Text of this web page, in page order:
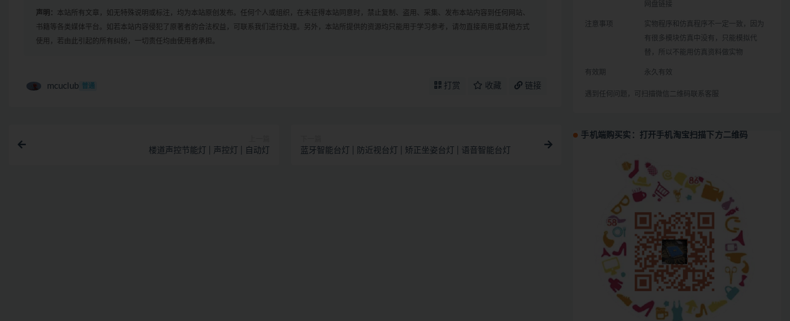
声明： 本站所有文章，如无特殊说明或标注，均为本站原创发布。任何个人或组织，在未征得本站同意时，禁止复制、盗用、采集、发布本站内容到任何网站、
书籍等各类媒体平台。如若本站内容侵犯了原著者的合法权益，可联系我们进行处理。另外，本站所提供的资源均只能用于学习参考，请勿直接商用或其他方式
使用，若由此引起的所有纠纷，一切责任均由使用者承担。
mcuclub 普通 打赏 收藏 链接
楼道声控节能灯 | 声控灯 | 自动灯 蓝牙智能台灯 | 防近视台灯 | 矫正坐姿台灯 | 语音智能台灯
网盘链接
注意事项
实物程序和仿真程序不一定一致，因为
有很多模块仿真中没有，只能模拟代
替，所以不能用仿真资料做实物
有效期 永久有效
遇到任何问题，可扫描微信二维码联系客服
手机端购买实：打开手机淘宝扫描下方二维码